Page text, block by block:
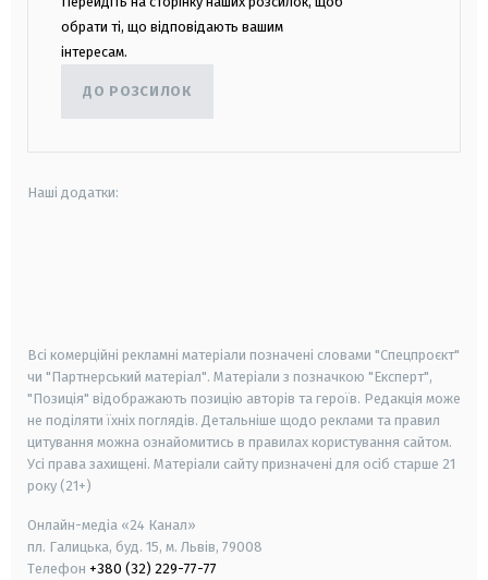
обрати ті, що відповідають вашим
інтересам.
ДО РОЗСИЛОК
Наші додатки:
Всі комерційні рекламні матеріали позначені словами "Спецпроєкт"
чи "Партнерський матеріал". Матеріали з позначкою "Експерт",
"Позиція" відображають позицію авторів та героїв. Редакція може
не поділяти їхніх поглядів. Детальніше щодо реклами та правил
цитування можна ознайомитись в правилах користування сайтом.
Усі права захищені. Матеріали сайту призначені для осіб старше 21
року (21+)
Онлайн-медіа «24 Канал»
пл. Галицька, буд. 15, м. Львів, 79008
Телефон +380 (32) 229-77-77